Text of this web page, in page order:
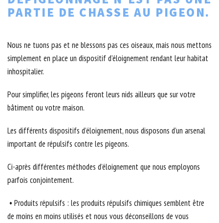
PARTIE DE CHASSE AU PIGEON.
Nous ne tuons pas et ne blessons pas ces oiseaux, mais nous mettons
simplement en place un dispositif d’éloignement rendant leur habitat
inhospitalier.
Pour simplifier, les pigeons feront leurs nids ailleurs que sur votre
bâtiment ou votre maison.
Les différents dispositifs d’éloignement, nous disposons d’un arsenal
important de répulsifs contre les pigeons.
Ci-après différentes méthodes d’éloignement que nous employons
parfois conjointement.
• Produits répulsifs : les produits répulsifs chimiques semblent être
de moins en moins utilisés et nous vous déconseillons de vous